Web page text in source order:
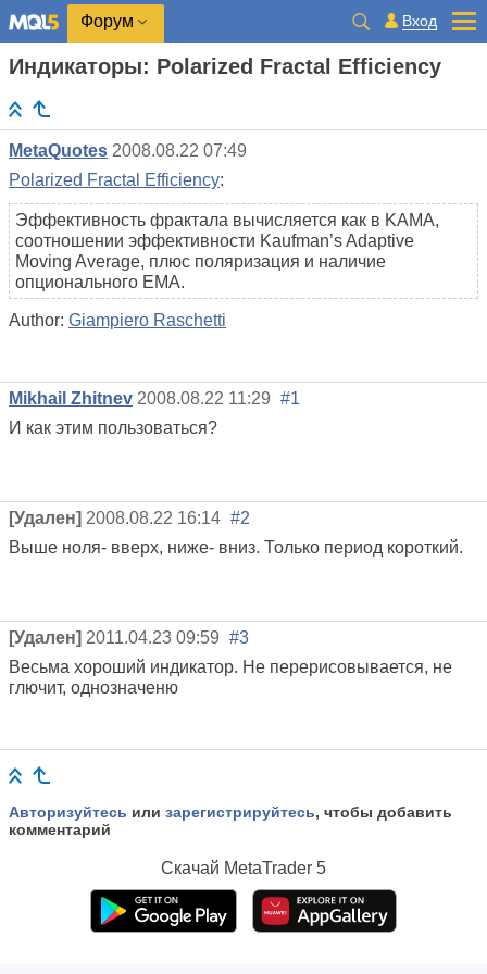
Форум Вход
Индикаторы: Polarized Fractal Efficiency
MetaQuotes 2008.08.22 07:49
Polarized Fractal Efficiency:
Эффективность фрактала вычисляется как в KAMA,
соотношении эффективности Kaufman’s Adaptive
Moving Average, плюс поляризация и наличие
опционального EMA.
Author: Giampiero Raschetti
Mikhail Zhitnev 2008.08.22 11:29 #1
И как этим пользоваться?
[Удален] 2008.08.22 16:14 #2
Выше ноля- вверх, ниже- вниз. Только период короткий.
[Удален] 2011.04.23 09:59 #3
Весьма хороший индикатор. Не перерисовывается, не
глючит, однозначеню
Авторизуйтесь или зарегистрируйтесь, чтобы добавить
комментарий
Скачай MetaTrader 5